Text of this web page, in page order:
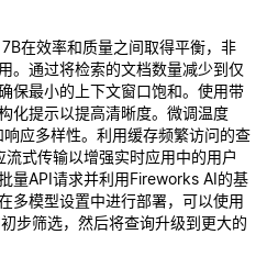
在效率和质量之间取得平衡，非
。通过将检索的文档数量减少到仅
保最小的上下文窗口饱和。使用带
化提示以提高清晰度。微调温度
响应多样性。利用缓存频繁访问的查
式传输以增强实时应用中的用户
量API请求并利用Fireworks AI的基
多模型设置中进行部署，可以使用
步筛选，然后将查询升级到更大的